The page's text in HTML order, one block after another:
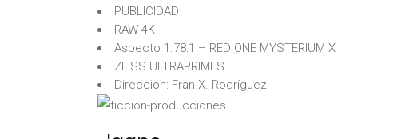
PUBLICIDAD
RAW 4K
Aspecto 1.78:1 – RED ONE MYSTERIUM X
ZEISS ULTRAPRIMES
Dirección: Fran X. Rodríguez